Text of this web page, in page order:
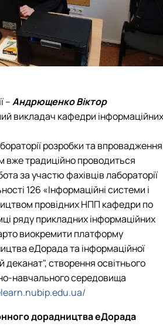
–Андрющенко Віктор
викладач кафедри інформаційних
розробки та впровадження
вже традиційно проводиться
за участю фахівців лабораторії
126 «Інформаційні системи і
провідних НПП кафедри по
ряду прикладних інформаційних
виокремити платформу
еДорада та інформаційної
створення освітнього
навчального середовища
дорадництва еДорада